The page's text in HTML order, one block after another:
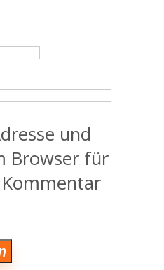
und
Browser für